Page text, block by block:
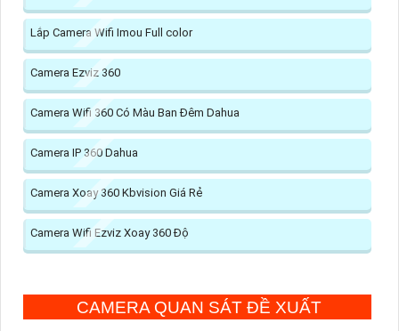
Lắp Camera Wifi Imou Full color
Camera Ezviz 360
Camera Wifi 360 Có Màu Ban Đêm Dahua
Camera IP 360 Dahua
Camera Xoay 360 Kbvision Giá Rẻ
Camera Wifi Ezviz Xoay 360 Độ
CAMERA QUAN SÁT ĐỀ XUẤT